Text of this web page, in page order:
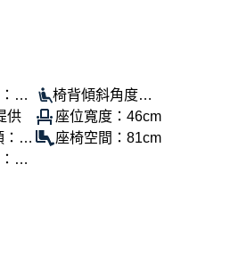
提
供
：提
提
椅背傾斜角度：1
00°
座位寬度：46cm
座椅空間：81cm